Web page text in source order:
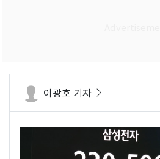
이광호 기자